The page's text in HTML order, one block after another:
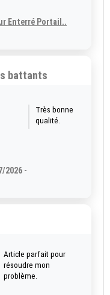
Enterré Portail..
battants
Très bonne
qualité.
2026 -
Article parfait pour
résoudre mon
problème.